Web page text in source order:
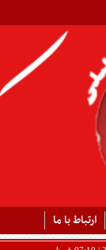
ارتباط با ما